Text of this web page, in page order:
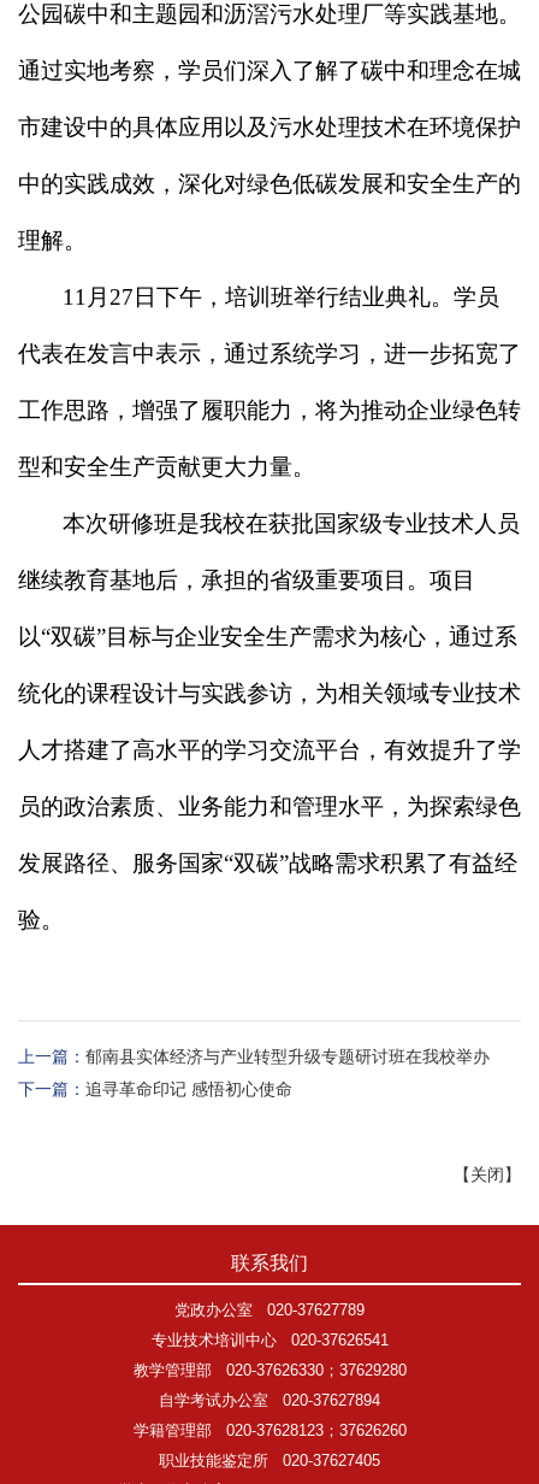
公园碳中和主题园和沥滘污水处理厂等实践基地。
通过实地考察，学员们深入了解了碳中和理念在城
市建设中的具体应用以及污水处理技术在环境保护
中的实践成效，深化对绿色低碳发展和安全生产的
理解。
11月27日下午，培训班举行结业典礼。学员
代表在发言中表示，通过系统学习，进一步拓宽了
工作思路，增强了履职能力，将为推动企业绿色转
型和安全生产贡献更大力量。
本次研修班是我校在获批国家级专业技术人员
继续教育基地后， 承担的省级重要项目。项目
以“双碳”目标与企业安全生产需求为核心，通过系
统化的课程设计与实践参访，为相关领域专业技术
人才搭建了高水平的学习交流平台，有效提升了学
员的政治素质、业务能力和管理水平，为探索绿色
发展路径、服务国家“双碳”战略需求积累了有益经
验。
上一篇： 郁南县实体经济与产业转型升级专题研讨班在我校举办
下一篇： 追寻革命印记 感悟初心使命
【关闭】
联系我们
党政办公室
020-37627789
专业技术培训中心
020-37626541
教学管理部
020-37626330；37629280
自学考试办公室
020-37627894
学籍管理部
020-37628123；37626260
职业技能鉴定所
020-37627405